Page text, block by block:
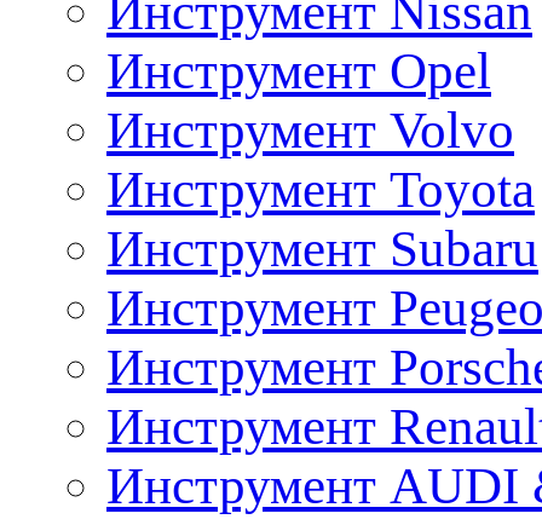
Инструмент Opel
Инструмент Volvo
Инструмент Toyota
Инструмент Subaru
Инструмент
Инструмент
Инструмент
Инструмент AUDI